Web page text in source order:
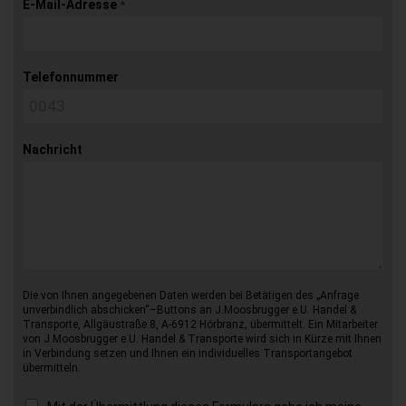
E-Mail-Adresse *
Telefonnummer
Nachricht
Die von Ihnen angegebenen Daten werden bei Betätigen des „Anfrage
unverbindlich abschicken“–Buttons an J.Moosbrugger e.U. Handel &
Transporte, Allgäustraße 8, A-6912 Hörbranz, übermittelt. Ein Mitarbeiter
von J.Moosbrugger e.U. Handel & Transporte wird sich in Kürze mit Ihnen
in Verbindung setzen und Ihnen ein individuelles Transportangebot
übermitteln.